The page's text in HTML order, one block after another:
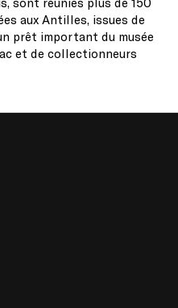
aux Antilles, issues de
prêt important du musée
et de collectionneurs